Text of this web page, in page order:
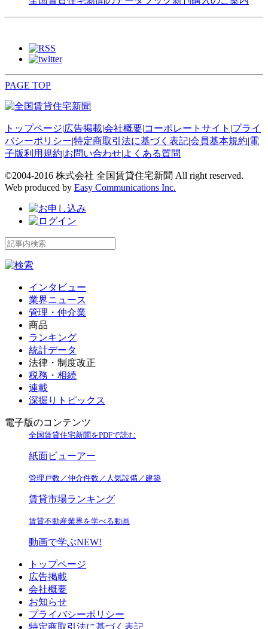
PAGE TOP
トップページ|広告掲載|会社概要|コーポレートサイト |プライ
バシーポリシー|特定商取引法に基づく表記|会員基本規約|電
子版利用規約|お問い合わせ|よくある質問
©2004-2016 株式会社 全国賃貸住宅新聞 All right reserved.
Web produced by Easy Communications Inc.
インタビュー
業界ニュース
管理・仲介業
商品
ランキング
統計データ
法律・制度改正
税務・相続
連載
深掘りトピックス
電子版のコンテンツ
全国賃貸住宅新聞をPDFで読む
紙面ビューアー
管理戸数／仲介件数／人気設備／建築
賃貸市場ランキング
賃貸不動産業界を学べる動画
動画で学ぶNEW!
トップページ
広告掲載
会社概要
お知らせ
プライバシーポリシー